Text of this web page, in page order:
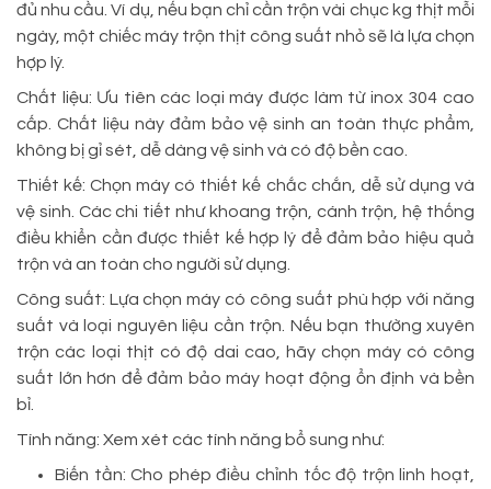
đủ nhu cầu. Ví dụ, nếu bạn chỉ cần trộn vài chục kg thịt mỗi
ngày, một chiếc máy trộn thịt công suất nhỏ sẽ là lựa chọn
hợp lý.
Chất liệu: Ưu tiên các loại máy được làm từ inox 304 cao
cấp. Chất liệu này đảm bảo vệ sinh an toàn thực phẩm,
không bị gỉ sét, dễ dàng vệ sinh và có độ bền cao.
Thiết kế: Chọn máy có thiết kế chắc chắn, dễ sử dụng và
vệ sinh. Các chi tiết như khoang trộn, cánh trộn, hệ thống
điều khiển cần được thiết kế hợp lý để đảm bảo hiệu quả
trộn và an toàn cho người sử dụng.
Công suất: Lựa chọn máy có công suất phù hợp với năng
suất và loại nguyên liệu cần trộn. Nếu bạn thường xuyên
trộn các loại thịt có độ dai cao, hãy chọn máy có công
suất lớn hơn để đảm bảo máy hoạt động ổn định và bền
bỉ.
Tính năng: Xem xét các tính năng bổ sung như:
Biến tần: Cho phép điều chỉnh tốc độ trộn linh hoạt,